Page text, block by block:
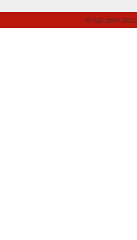
© AD 2005-2022